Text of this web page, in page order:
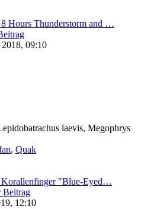
8 Hours Thunderstorm and …
09:10
laevis, Megophrys
, Quak
Korallenfinger "Blue-Eyed…
Beitrag
12:10